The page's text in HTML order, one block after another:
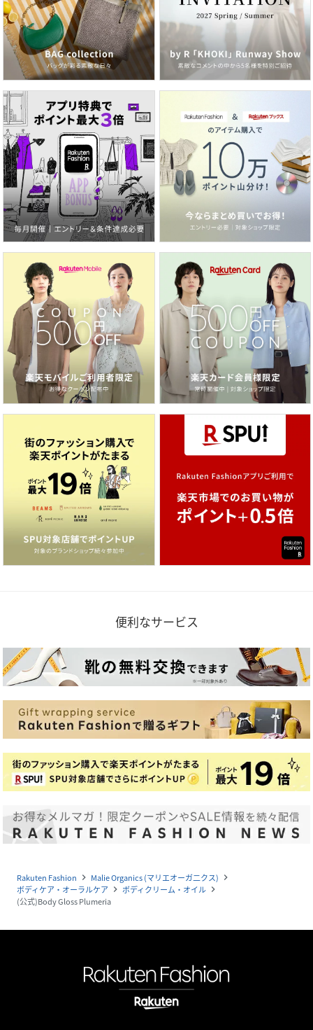
便利なサービス
Rakuten Fashion navigate_next Malie Organics (マリエオーガ二クス) navigate_next
ボディケア・オーラルケア navigate_next ボディクリーム・オイル navigate_next
(公式)Body Gloss Plumeria